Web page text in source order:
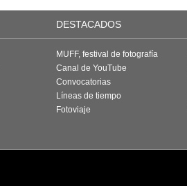
DESTACADOS
MUFF, festival de fotografía
Canal de YouTube
Convocatorias
Líneas de tiempo
Fotoviaje